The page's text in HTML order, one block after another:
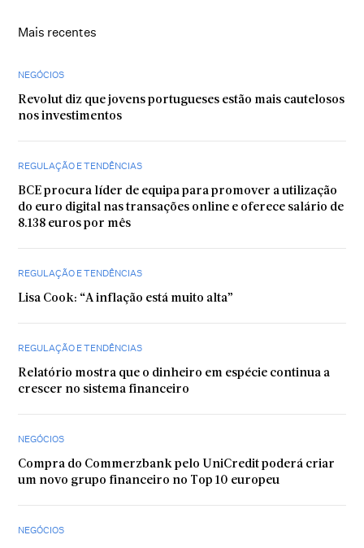
Mais recentes
NEGÓCIOS
Revolut diz que jovens portugueses estão mais cautelosos
nos investimentos
REGULAÇÃO E TENDÊNCIAS
BCE procura líder de equipa para promover a utilização
do euro digital nas transações online e oferece salário de
8.138 euros por mês
REGULAÇÃO E TENDÊNCIAS
Lisa Cook: “A inflação está muito alta”
REGULAÇÃO E TENDÊNCIAS
Relatório mostra que o dinheiro em espécie continua a
crescer no sistema financeiro
NEGÓCIOS
Compra do Commerzbank pelo UniCredit poderá criar
um novo grupo financeiro no Top 10 europeu
NEGÓCIOS